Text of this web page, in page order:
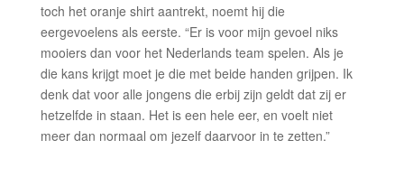
toch het oranje shirt aantrekt, noemt hij die
eergevoelens als eerste. “Er is voor mijn gevoel niks
mooiers dan voor het Nederlands team spelen. Als je
die kans krijgt moet je die met beide handen grijpen. Ik
denk dat voor alle jongens die erbij zijn geldt dat zij er
hetzelfde in staan. Het is een hele eer, en voelt niet
meer dan normaal om jezelf daarvoor in te zetten.”